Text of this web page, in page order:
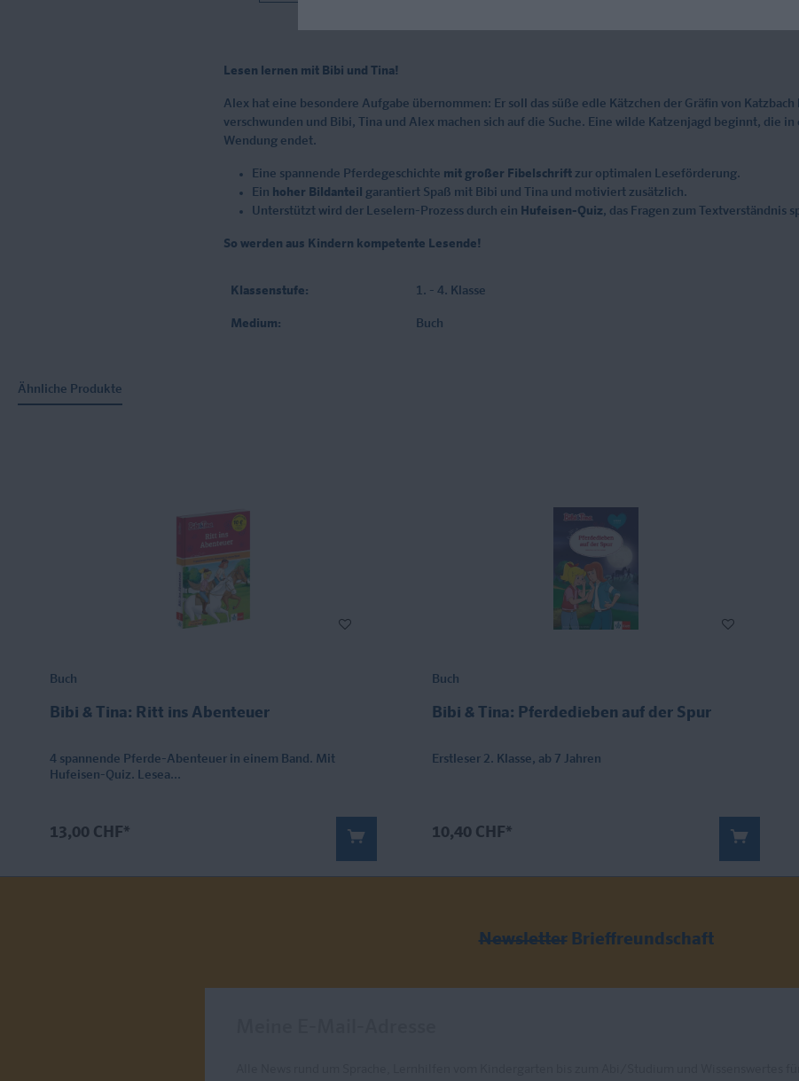
Lesen lernen mit Bibi und Tina!
Alex hat eine besondere Aufgabe übernommen: Er soll das süße edle Kätzchen der Gräfin von
verschwunden und Bibi, Tina und Alex machen sich auf die Suche. Eine wilde Katzenjagd beginnt, die in
Wendung endet.
Eine spannende Pferdegeschichte mit großer Fibelschrift zur optimalen Leseförderung.
Ein hoher Bildanteil
garantiert Spaß mit Bibi und Tina und motiviert zusätzlich.
Unterstützt wird der Leselern-Prozess durch ein Hufeisen-Quiz, das Fragen zum Textverständnis
So werden aus Kindern kompetente Lesende!
Klassenstufe: 1. - 4. Klasse
Medium: Buch
Ähnliche Produkte
Buch
Bibi & Tina: Ritt ins Abenteuer
4 spannende Pferde-Abenteuer in einem Band. Mit
Hufeisen-Quiz. Lesea...
13,00 CHF*
Buch
Bibi & Tina: Pferdedieben auf der Spur
Erstleser 2. Klasse, ab 7 Jahren
10,40 CHF*
Newsletter Brieffreundschaft